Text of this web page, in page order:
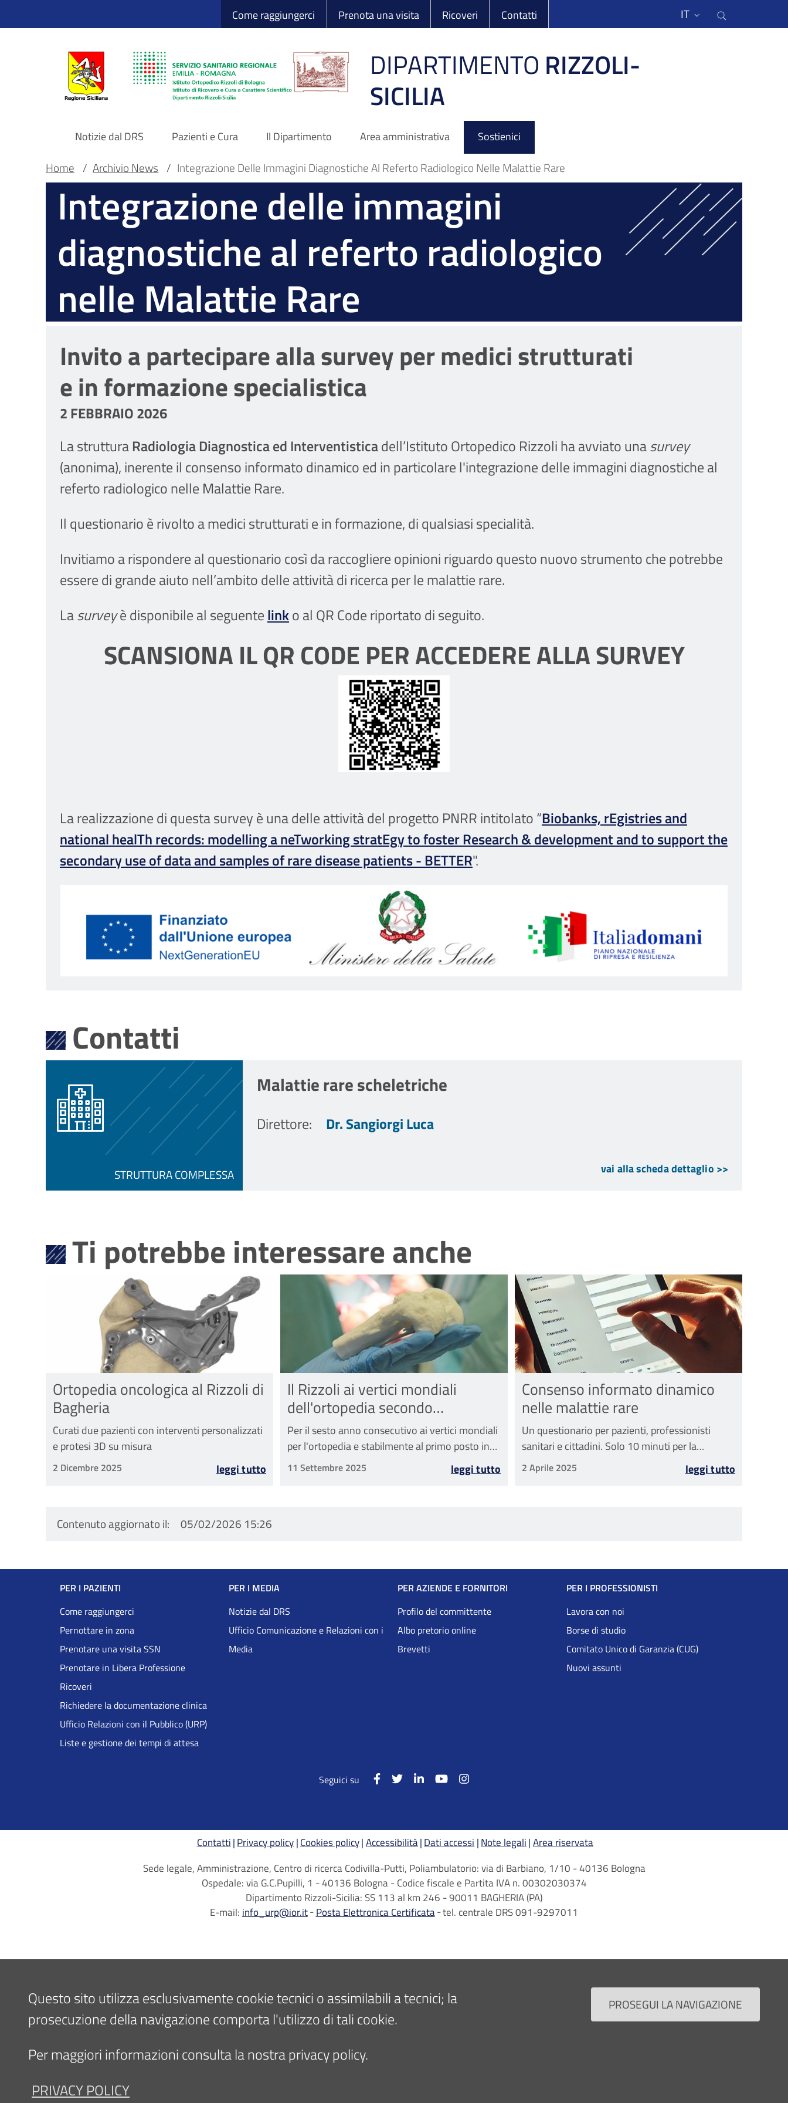
al
Sito Web Istituto Ortopedico Rizzoli
Come raggiungerci Prenota una visita Ricoveri Contatti IT
DIPARTIMENTO RIZZOLI-
SICILIA
Navigazione
principale
DRS
Notizie dal DRS Pazienti e Cura Il Dipartimento Area amministrativa Sostienici
Main container
Briciole
pane
Home / Archivio News / Integrazione Delle Immagini Diagnostiche Al Referto Radiologico Nelle Malattie Rare
Integrazione delle immagini
diagnostiche al referto radiologico
nelle Malattie Rare
Invito a partecipare alla survey per medici strutturati
e in formazione specialistica
2 FEBBRAIO 2026
La strutturaRadiologia Diagnostica ed Interventisticadell’Istituto Ortopedico Rizzoli ha avviato unasurvey
(anonima), inerente il consenso informato dinamico ed in particolare l'integrazione delle immagini diagnostiche al
referto radiologico nelle Malattie Rare.
Il questionario è rivolto a medici strutturati e in formazione, di qualsiasi specialità.
Invitiamo a rispondere al questionario così da raccogliere opinioni riguardo questo nuovo strumento che potrebbe
essere di grande aiuto nell’ambito delle attività di ricerca per le malattie rare.
Lasurveyè disponibile al seguentelinko al QR Code riportato di seguito.
SCANSIONA IL QR CODE PER ACCEDERE ALLA SURVEY
La realizzazione di questa survey è una delle attività del progetto PNRR intitolato “Biobanks, rEgistries and
national healTh records: modelling a neTworking stratEgy to foster Research & development and to support the
secondary use of data and samples of rare disease patients - BETTER".
Contatti
STRUTTURA COMPLESSA
Malattie rare scheletriche
Direttore: Dr. Sangiorgi Luca
vai alla scheda dettaglio >>
Ti potrebbe interessare anche
Ortopedia oncologica al Rizzoli di
Bagheria
Curati due pazienti con interventi personalizzati
e protesi 3D su misura
2 Dicembre 2025 leggi tutto
Il Rizzoli ai vertici mondiali
dell'ortopedia secondo
Newsweek
Per il sesto anno consecutivo ai vertici mondiali
per l'ortopedia e stabilmente al primo posto in
Italia
11 Settembre 2025 leggi tutto
Consenso informato dinamico
nelle malattie rare
Un questionario per pazienti, professionisti
sanitari e cittadini. Solo 10 minuti per la
compilazione
2 Aprile 2025 leggi tutto
Contenuto aggiornato il 05/02/2026 15:26
Navigazione
Footer
DRS
PER I PAZIENTI
Come raggiungerci
Pernottare in zona
Prenotare una visita SSN
Prenotare in Libera Professione
Ricoveri
Richiedere la documentazione clinica
Ufficio Relazioni con il Pubblico (URP)
Liste e gestione dei tempi di attesa
PER I MEDIA
Notizie dal DRS
Ufficio Comunicazione e Relazioni con i
Media
PER AZIENDE E FORNITORI
Profilo del committente
Albo pretorio online
Brevetti
PER I PROFESSIONISTI
Lavora con noi
Borse di studio
Comitato Unico di Garanzia (CUG)
Nuovi assunti
Seguici su
Contatti Privacy policy Cookies policy Accessibilità Dati accessi Note legali Area riservata
Sede legale, Amministrazione, Centro di ricerca Codivilla-Putti, Poliambulatorio: via di Barbiano, 1/10 - 40136 Bologna
Ospedale: via G.C.Pupilli, 1 - 40136 Bologna - Codice fiscale e Partita IVA n. 00302030374
Dipartimento Rizzoli-Sicilia: SS 113 al km 246 - 90011 BAGHERIA (PA)
E-mail: info_urp@ior.it Posta Elettronica Certificata tel. centrale DRS 091-9297011
Questo sito utilizza esclusivamente cookie tecnici o assimilabili a tecnici; la
prosecuzione della navigazione comporta l'utilizzo di tali cookie.
Per maggiori informazioni consulta la nostra privacy policy.
PRIVACY POLICY
PROSEGUI LA NAVIGAZIONE